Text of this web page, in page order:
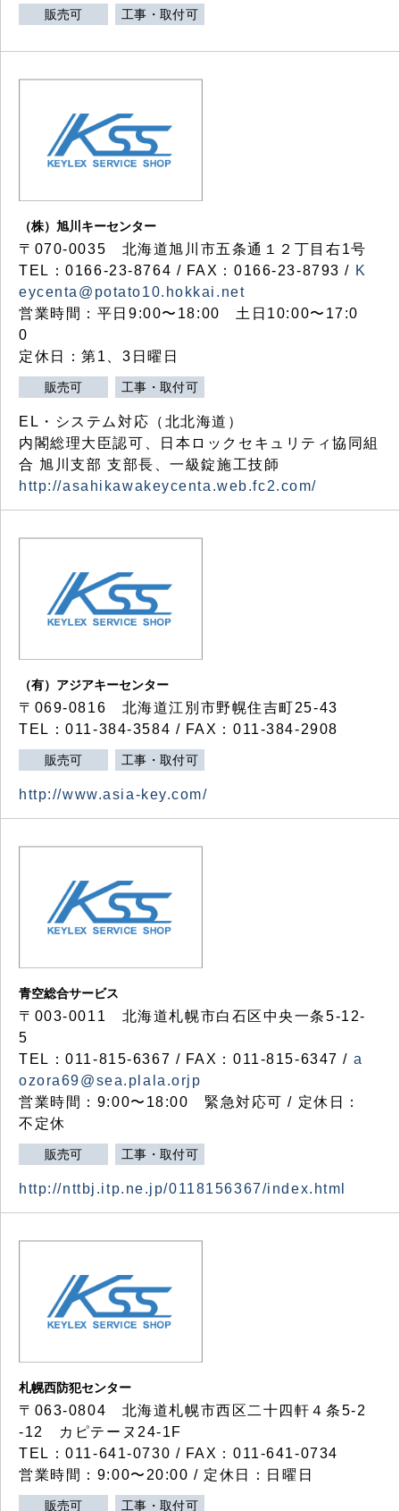
販売可 工事・取付可
（株）旭川キーセンター
〒070-0035 北海道旭川市五条通１２丁目右1号
TEL：0166-23-8764 / FAX：0166-23-8793 / K
eycenta@potato10.hokkai.net
営業時間：平日9:00〜18:00 土日10:00〜17:0
0
定休日：第1、3日曜日
販売可 工事・取付可
EL・システム対応（北北海道）
内閣総理大臣認可、日本ロックセキュリティ協同組
合 旭川支部 支部長、一級錠施工技師
http://asahikawakeycenta.web.fc2.com/
（有）アジアキーセンター
〒069-0816 北海道江別市野幌住吉町25-43
TEL：011-384-3584 / FAX：011-384-2908
販売可 工事・取付可
http://www.asia-key.com/
青空総合サービス
〒003-0011 北海道札幌市白石区中央一条5-12-
5
TEL：011-815-6367 / FAX：011-815-6347 / a
ozora69@sea.plala.orjp
営業時間：9:00〜18:00 緊急対応可 / 定休日：
不定休
販売可 工事・取付可
http://nttbj.itp.ne.jp/0118156367/index.html
札幌西防犯センター
〒063-0804 北海道札幌市西区二十四軒４条5-2
-12 カピテーヌ24-1F
TEL：011-641-0730 / FAX：011-641-0734
営業時間：9:00〜20:00 / 定休日：日曜日
販売可 工事・取付可